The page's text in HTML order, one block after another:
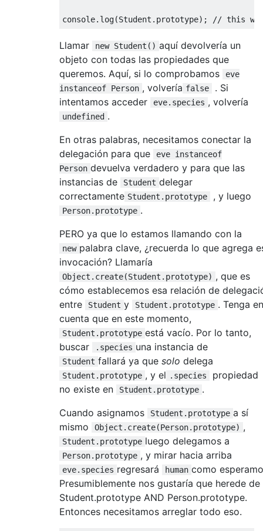
console. log(Student . prototype); // this
Llamar new Student() aquí devolvería un
objeto con todas las propiedades que
queremos. Aquí, si lo comprobamos
eve
instanceof Person , volvería false
. Si
intentamos acceder
eve.species , volvería
undefined .
En otras palabras, necesitamos conectar la
delegación para que
eve instanceof
Person devuelva verdadero y para que las
instancias de
Student delegar
correctamente Student.prototype , y luego
Person.prototype .
PERO ya que lo estamos llamando con la
new palabra clave, ¿recuerda lo que agrega
invocación? Llamaría
Object.create(Student.prototype) , que es
cómo establecemos esa relación de
entre
Student y Student.prototype . Tenga en
cuenta que en este momento,
Student.prototype está vacío. Por lo tanto,
buscar
.species una instancia de
Student fallará ya que solo delega
Student.prototype , y el .species
propiedad
no existe en
Student.prototype .
Cuando asignamos
Student.prototype a sí
mismo
Object.create(Person.prototype) ,
Student.prototype luego delegamos a
Person.prototype , y mirar hacia arriba
eve.species regresará human como
Presumiblemente nos gustaría que herede de
Student.prototype AND Person.prototype.
Entonces necesitamos arreglar todo eso.